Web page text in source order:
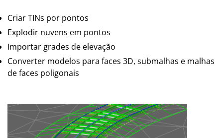
Criar TINs por pontos
Explodir nuvens em pontos
Importar grades de elevação
Converter modelos para faces 3D, submalhas e malhas
de faces poligonais